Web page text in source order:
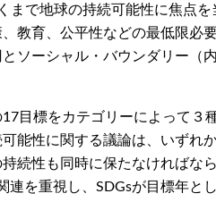
で地球の持続可能性に焦点
教育、公平性などの最低限必
ソーシャル・バウンダリー（
目標をカテゴリーによって３
能性に関する議論は、いずれ
続性も同時に保たなければな
を重視し、SDGsが目標年と